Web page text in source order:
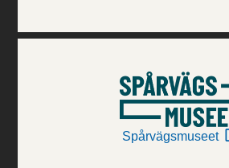
Spårvägsmuseet